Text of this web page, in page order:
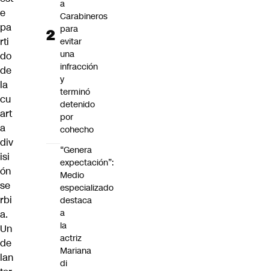
e
pa
rti
do
de
la
cu
art
a
div
isi
ón
se
rbi
a.
Un
de
lan
a
Carabineros
para
evitar
una
infracción
y
terminó
detenido
por
cohecho
“Genera
expectación”:
Medio
especializado
destaca
a
la
actriz
Mariana
di